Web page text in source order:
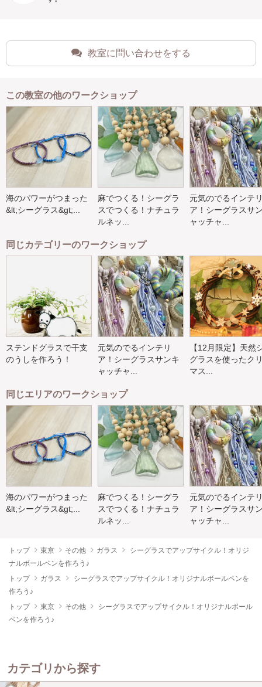
教室に問い合わせをする
この教室の他のワークショップ
海のパワーがつまった
&lt;シーグラス&gt;...
麻でつくる！シーグラ
スでつくる！ナチュラ
ルネッ...
元気のでるインテ
ア！シーグラスサ
ャッチャ...
同じカテゴリーのワークショップ
ステンドグラスで干支
のうしを作ろう！
元気のでるインテリ
ア！シーグラスサンキ
ャッチャ...
【12月限定】天然
グラスを使ったク
マス...
同じエリアのワークショップ
海のパワーがつまった
&lt;シーグラス&gt;...
麻でつくる！シーグラ
スでつくる！ナチュラ
ルネッ...
元気のでるインテ
ア！シーグラスサ
ャッチャ...
トップ 東京 その他 ガラス
シーグラスでアップサイクル！オリジ
ナルボールペンを作ろう♪
トップ
ガラス
シーグラスでアップサイクル！オリジナルボールペンを
作ろう♪
トップ
東京 その他
シーグラスでアップサイクル！オリジナルボール
ペンを作ろう♪
カテゴリから探す